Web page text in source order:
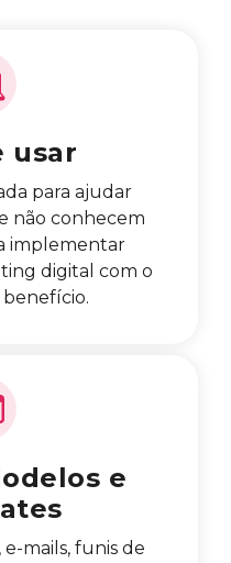
usar
para ajudar
não conhecem
implementar
digital com o
e
e-mails, funis de